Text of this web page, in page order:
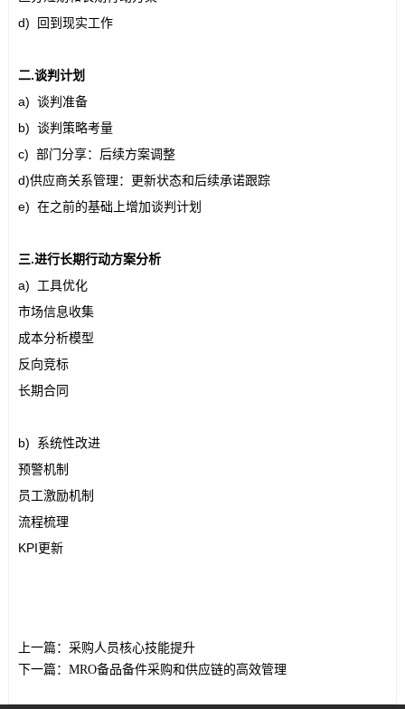
d) 回到现实工作
二.谈判计划
a) 谈判准备
b) 谈判策略考量
c) 部门分享：后续方案调整
d)供应商关系管理：更新状态和后续承诺跟踪
e) 在之前的基础上增加谈判计划
三.进行长期行动方案分析
a) 工具优化
市场信息收集
成本分析模型
反向竞标
长期合同
b) 系统性改进
预警机制
员工激励机制
流程梳理
KPI更新
上一篇： 采购人员核心技能提升
下一篇： MRO备品备件采购和供应链的高效管理